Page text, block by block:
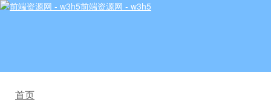
前端资源网 - w3h5
首页